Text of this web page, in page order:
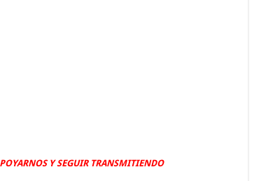
Y SEGUIR TRANSMITIENDO